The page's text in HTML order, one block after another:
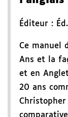
Éditeur :
Ce manuel
Ans et la
et en
20 ans